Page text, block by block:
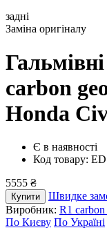
задні
Заміна оригіналу
carbon
Honda
Є в наявності
Код товару:
5555 ₴
Купити
Швидке
Виробник: R1 carbon
По Києву По Україні